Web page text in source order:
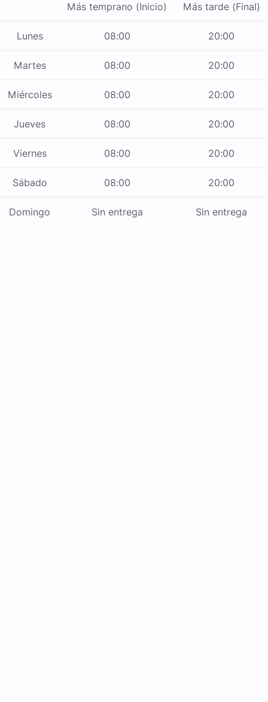
Más temprano (Inicio) Más tarde (Final)
Lunes 08:00 20:00
Martes 08:00 20:00
Miércoles 08:00 20:00
Jueves 08:00 20:00
Viernes 08:00 20:00
Sábado 08:00 20:00
Domingo Sin entrega Sin entrega